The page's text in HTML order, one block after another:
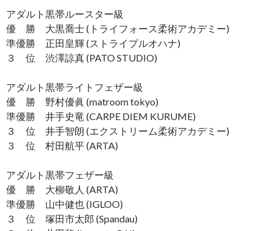
アダルト黒帯ルースター級
優 勝 大黒喬士 (トライフォース柔術アカデミー)
準優勝 正田皇輝 (ストライプルオハナ)
３ 位 渋澤諒真 (PATO STUDIO)
アダルト黒帯ライトフェザー級
優 勝 野村優眞 (matroom tokyo)
準優勝 井手史竜 (CARPE DIEM KURUME)
３ 位 井手智朗 (エクストリーム柔術アカデミー)
３ 位 村田航平 (ARTA)
アダルト黒帯フェザー級
優 勝 大柳敬人 (ARTA)
準優勝 山中健也 (IGLOO)
３ 位 塚田市太郎 (Spandau)